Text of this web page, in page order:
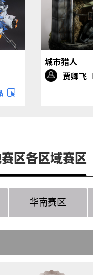
城市猎人
贾卿飞
区各区域赛区
华南赛区